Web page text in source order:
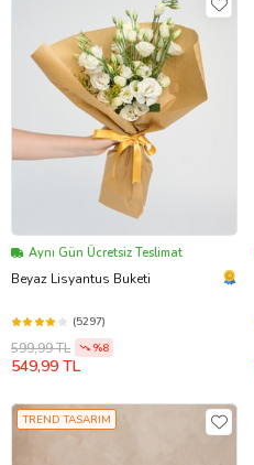
Aynı Gün Ücretsiz Teslimat
Beyaz Lisyantus Buketi
(5297)
599,99 TL %8
549,99 TL
TREND TASARIM